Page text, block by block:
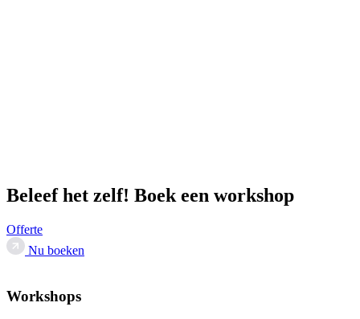
Beleef het zelf! Boek een workshop
Offerte
Nu boeken
Workshops